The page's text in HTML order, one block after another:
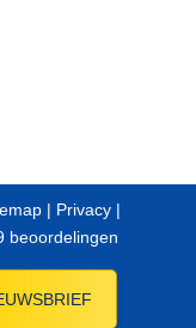
| Privacy |
beoordelingen